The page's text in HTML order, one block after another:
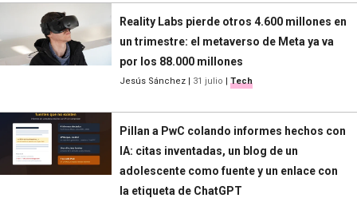
Reality Labs pierde otros 4.600 millones en
un trimestre: el metaverso de Meta ya va
por los 88.000 millones
Jesús Sánchez | 31 julio | Tech
Pillan a PwC colando informes hechos con
IA: citas inventadas, un blog de un
adolescente como fuente y un enlace con
la etiqueta de ChatGPT